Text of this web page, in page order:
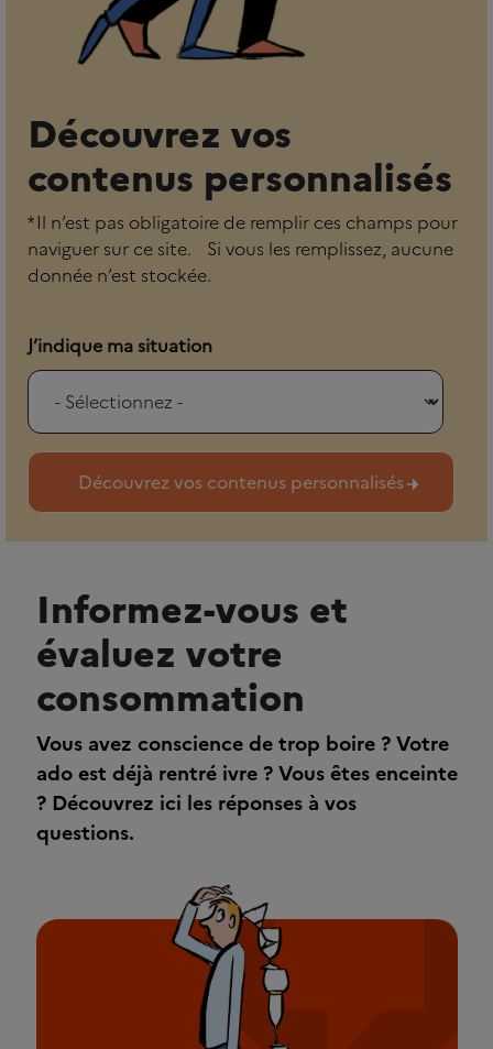
Découvrez vos
contenus personnalisés
* Il n’est pas obligatoire de remplir ces champs pour
naviguer sur ce site. Si vous les remplissez, aucune
donnée n’est stockée.
J’indique ma situation
Informez-vous et
évaluez votre
consommation
Vous avez conscience de trop boire ? Votre
ado est déjà rentré ivre ? Vous êtes enceinte
? Découvrez ici les réponses à vos
questions.